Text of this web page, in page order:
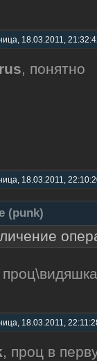
18.03.2011,
, понятно
18.03.2011,
(punk)
18.03.2011,
, проц в